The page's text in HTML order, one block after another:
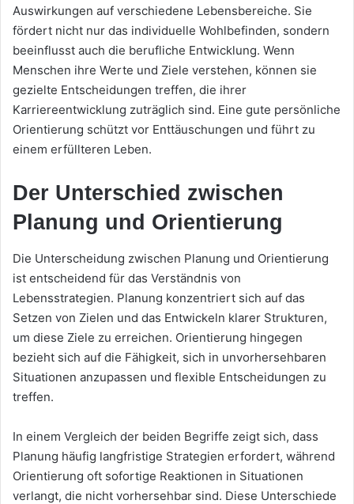
Auswirkungen auf verschiedene Lebensbereiche. Sie
fördert nicht nur das individuelle Wohlbefinden, sondern
beeinflusst auch die berufliche Entwicklung. Wenn
Menschen ihre Werte und Ziele verstehen, können sie
gezielte Entscheidungen treffen, die ihrer
Karriereentwicklung zuträglich sind. Eine gute persönliche
Orientierung schützt vor Enttäuschungen und führt zu
einem erfüllteren Leben.
Der Unterschied zwischen
Planung und Orientierung
Die Unterscheidung zwischen Planung und Orientierung
ist entscheidend für das Verständnis von
Lebensstrategien. Planung konzentriert sich auf das
Setzen von Zielen und das Entwickeln klarer Strukturen,
um diese Ziele zu erreichen. Orientierung hingegen
bezieht sich auf die Fähigkeit, sich in unvorhersehbaren
Situationen anzupassen und flexible Entscheidungen zu
treffen.
In einem Vergleich der beiden Begriffe zeigt sich, dass
Planung häufig langfristige Strategien erfordert, während
Orientierung oft sofortige Reaktionen in Situationen
verlangt, die nicht vorhersehbar sind. Diese Unterschiede